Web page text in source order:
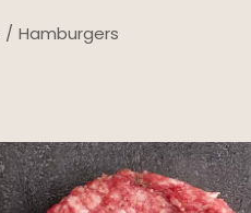
Hamburgers